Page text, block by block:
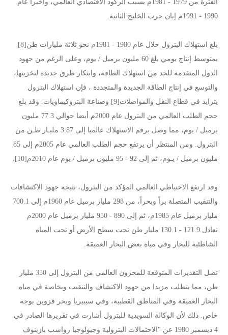
الفترة من 1979 - 1981م بسبب الركود الاقتصادي العالمي، وأخيرا عام
1990 - 1991م إبان حرب الخليج الثانية.
بلغ استهلاك البترول خلال عام 1980 - 1981م نحو ثلاثة مليارات طن[8]
بمتوسط إنتاج يومي بلغ 60 مليون برميل / يوم، وعلى الرغم من جهود
الدول المتقدمة للحد من استهلاك الطاقة، وابتكار طرق جديدة لتخزينها،
والتوسع في إنتاج الطاقة الجديدة والمتجددة ، فإن استهلاك البترول
يتزايد في قطاع النقل والمواصلات[9] وصناعة البتروكيماويات. وقد بلغ
حجم الطلب العالمي من البترول عام 2000م أيضا حوالي 77.3 مليون
برميل / يوم، مما وصل برقم الاستهلاك عالميا إلى 3.87 مليـار طـن من
البترول. ومن المنتظر أن يرتفع حجم الطلب العالمي عام 2005م إلى 85
مليون برميل / يـوم، ثم إلى 92 - 95 مليون برميل / يوم عام 2010م[10].
وقد ارتفع الاحتياطي العالمي المؤكد من البترول، نتيجة جهود الاكتشافات
والتنقيب المتصلة براً وبحراً، من 298 مليار برميل عام 1960م إلى 700.1
مليار برميل عام 1985م، ثم إلى 890 - 950 مليار برميل عام 2000م
تعادل 121.9 - 130.1 مليار طن تحت سطح الأرض أو تحت المياه
الشاطئية للبحار وفي مياه بعض البحار العميقة.
تصل التقديرات المتوقعة للمخزون العالمي من البترول إلى 350 مليار
طن، مما يتطلب مزيدا من جهود الاكتشاف والتنقيب وبخاصة في مياه
البحار العميقة وفي المناطق القطبية، وفي سيبيريا وبحر قزوين بوجه
خاص. ذلك لأن الوكالة السويدية للبترول أشارت في تقريرها الصادر في
4 ديسمبر 1980 عن "الاحتمالات البترولية وجيولوجيا رواسب بازينوف